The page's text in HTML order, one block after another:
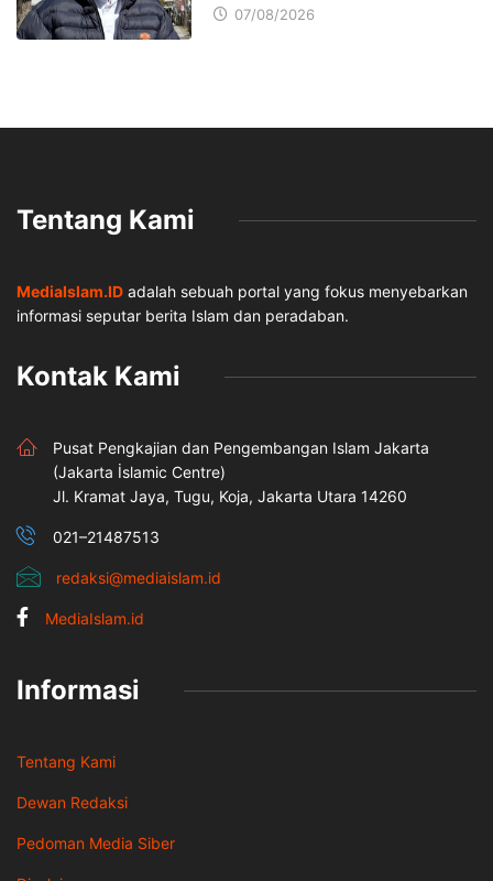
07/08/2026
Tentang Kami
MediaIslam.ID adalah sebuah portal yang fokus menyebarkan
informasi seputar berita Islam dan peradaban.
Kontak Kami
Pusat Pengkajian dan Pengembangan Islam Jakarta
(Jakarta İslamic Centre)
Jl. Kramat Jaya, Tugu, Koja, Jakarta Utara 14260
021–21487513
redaksi@mediaislam.id
MediaIslam.id
Informasi
Tentang Kami
Dewan Redaksi
Pedoman Media Siber